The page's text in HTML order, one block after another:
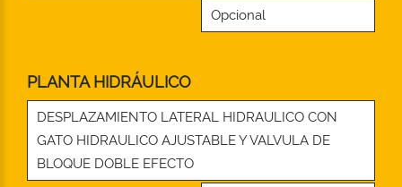
Opcional
PLANTA HIDRÁULICO
DESPLAZAMIENTO LATERAL HIDRAULICO CON
GATO HIDRAULICO AJUSTABLE Y VALVULA DE
BLOQUE DOBLE EFECTO